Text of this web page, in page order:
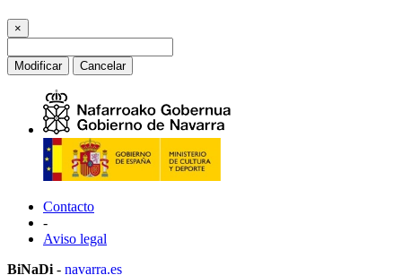
×
Modificar Cancelar
Contacto
-
Aviso legal
BiNaDi - navarra.es